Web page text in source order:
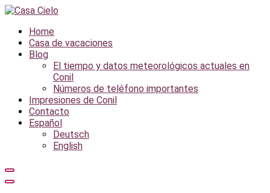
Saltar
contenido
Casa Limon
Casa de Vacaciones de ensueño
Home
Casa de vacaciones
Blog
El tiempo y datos meteorológicos actuales en
Conil
Números de teléfono importantes
Impresiones de Conil
Contacto
Español
Deutsch
English